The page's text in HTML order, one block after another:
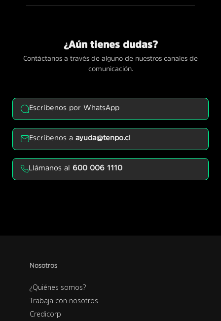
¿Aún tienes dudas?
Contáctanos a través de alguno de nuestros canales de
comunicación.
Escríbenos por WhatsApp
Escríbenos aayuda@tenpo.cl
Llámanos al 600 006 1110
Nosotros
¿Quiénes somos?
Trabaja con nosotros
Credicorp